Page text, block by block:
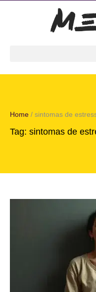
Home / sintomas de
Tag: sintomas de